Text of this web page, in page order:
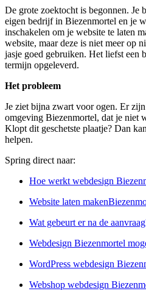
De grote zoektocht is begonnen. Je
eigen bedrijf in Biezenmortel en je
inschakelen om je website te laten
website, maar deze is niet meer op
jasje goed gebruiken. Het liefst een
termijn opgeleverd.
Het probleem
Je ziet bijna zwart voor ogen. Er
omgeving Biezenmortel, dat je niet
Klopt dit geschetste plaatje? Dan
helpen.
Spring direct naar:
Hoe werkt webdesign
Website laten
Wat gebeurt er na de
Webdesign Biezenmortel
WordPress webdesign
Webshop webdesign